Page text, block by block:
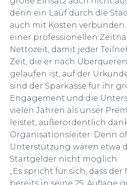
denn ein Lauf durch die
auch mit Kosten
einer professionellen
Nettozeit, damit jeder
Zeit, die er nach
gelaufen ist, auf der
sind der Sparkasse für ihr
Engagement und die
vielen Jahren als unser
leistet, außerordentlich
Organisationsleiter. Denn
Unterstützung wären etwa
Startgelder nicht möglich.
„Es spricht für sich, dass